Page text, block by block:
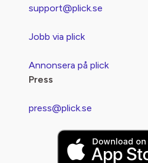
support@plick.se
Jobb via plick
Annonsera på plick
Press
press@plick.se